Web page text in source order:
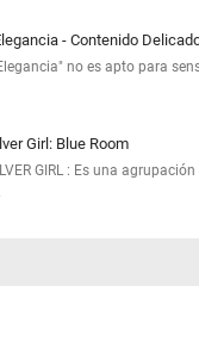
- Contenido
no es apto para
Girl: Blue Room
GIRL : Es una